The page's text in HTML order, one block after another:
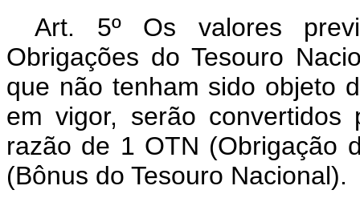
Art. 5º Os valores
Obrigações do Tesouro
que não tenham sido objeto
em vigor, serão convertidos
razão de 1 OTN (Obrigação
(Bônus do Tesouro Nacional).